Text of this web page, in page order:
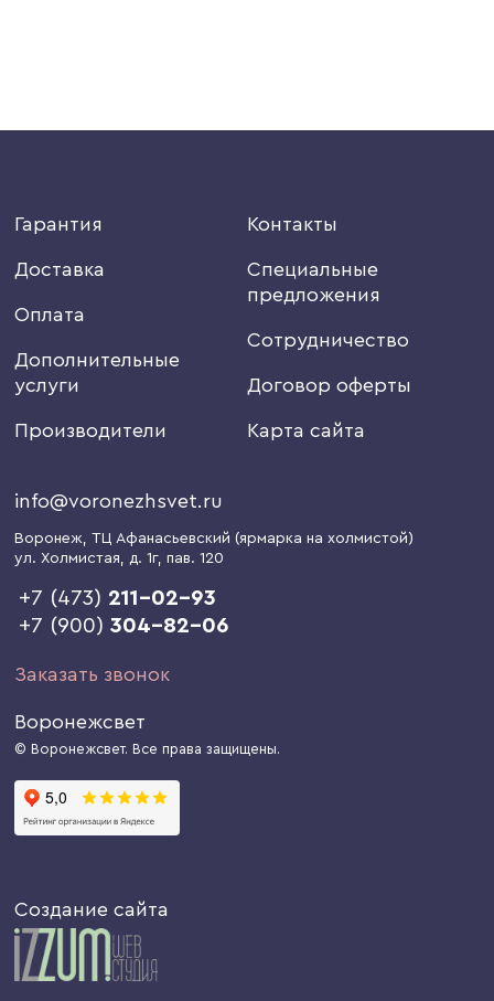
Гарантия
Доставка
Оплата
Дополнительные
услуги
Производители
Контакты
Специальные
предложения
Сотрудничество
Договор оферты
Карта сайта
info@voronezhsvet.ru
Воронеж, ТЦ Афанасьевский (ярмарка на холмистой)
ул. Холмистая, д. 1г, пав. 120
+7 (473) 211-02-93
+7 (900)304-82-06
Заказать звонок
Воронежсвет
© Воронежсвет. Все права защищены.
Создание сайта